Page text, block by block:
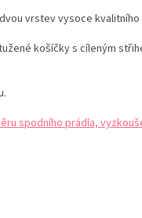
vrstev vysoce kvalitního
košíčky s cíleným
spodního prádla,